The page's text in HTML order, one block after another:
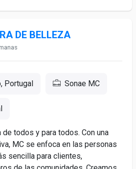
DE BELLEZA
Portugal Sonae MC
todos y para todos. Con una
MC se enfoca en las personas
sencilla para clientes,